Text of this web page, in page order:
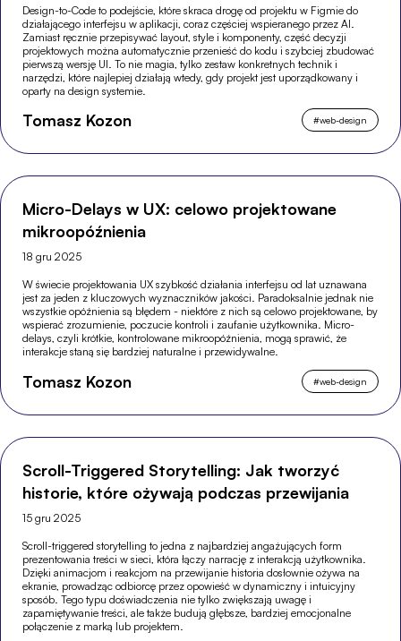
Design-to-Code to podejście, które skraca drogę od projektu w Figmie do
działającego interfejsu w aplikacji, coraz częściej wspieranego przez AI.
Zamiast ręcznie przepisywać layout, style i komponenty, część decyzji
projektowych można automatycznie przenieść do kodu i szybciej zbudować
pierwszą wersję UI. To nie magia, tylko zestaw konkretnych technik i
narzędzi, które najlepiej działają wtedy, gdy projekt jest uporządkowany i
oparty na design systemie.
Tomasz Kozon #web-design
Micro-Delays w UX: celowo projektowane
mikroopóźnienia
18 gru 2025
W świecie projektowania UX szybkość działania interfejsu od lat uznawana
jest za jeden z kluczowych wyznaczników jakości. Paradoksalnie jednak nie
wszystkie opóźnienia są błędem - niektóre z nich są celowo projektowane, by
wspierać zrozumienie, poczucie kontroli i zaufanie użytkownika. Micro-
delays, czyli krótkie, kontrolowane mikroopóźnienia, mogą sprawić, że
interakcje staną się bardziej naturalne i przewidywalne.
Tomasz Kozon #web-design
Scroll-Triggered Storytelling: Jak tworzyć
historie, które ożywają podczas przewijania
15 gru 2025
Scroll-triggered storytelling to jedna z najbardziej angażujących form
prezentowania treści w sieci, która łączy narrację z interakcją użytkownika.
Dzięki animacjom i reakcjom na przewijanie historia dosłownie ożywa na
ekranie, prowadząc odbiorcę przez opowieść w dynamiczny i intuicyjny
sposób. Tego typu doświadczenia nie tylko zwiększają uwagę i
zapamiętywanie treści, ale także budują głębsze, bardziej emocjonalne
połączenie z marką lub projektem.